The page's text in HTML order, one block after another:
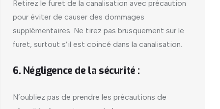
Retirez le furet de la canalisation avec précaution
pour éviter de causer des dommages
supplémentaires. Ne tirez pas brusquement sur le
furet, surtout s’il est coincé dans la canalisation.
6. Négligence de la sécurité :
N’oubliez pas de prendre les précautions de